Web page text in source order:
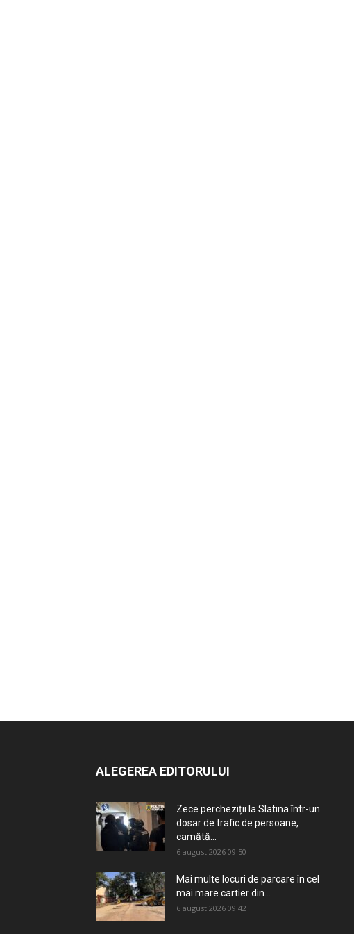
ALEGEREA EDITORULUI
Zece percheziții la Slatina într-un
dosar de trafic de persoane,
camătă...
6 august 2026 09:50
Mai multe locuri de parcare în cel
mai mare cartier din...
6 august 2026 09:42